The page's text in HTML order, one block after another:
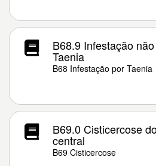
B68.9 Infestação
Taenia
B68 Infestação por Taenia
B69.0 Cisticercose
central
B69 Cisticercose